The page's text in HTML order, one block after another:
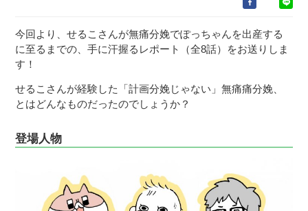
今回より、せるこさんが無痛分娩でぽっちゃんを出産する
に至るまでの、手に汗握るレポート（全8話）をお送りしま
す！
せるこさんが経験した「計画分娩じゃない」無痛痛分娩、
とはどんなものだったのでしょうか？
登場人物